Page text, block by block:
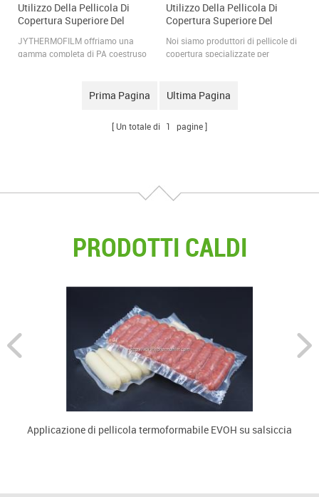
Utilizzo Della Pellicola Di
Copertura Superiore Del
Confezionamento Di Carne
Fresca
JYTHERMOFILM offriamo una
gamma completa di PA coestruso
coestruso PE/PA/EVOH/PE, film
tecnologia di termoformatura a
Utilizzo Della Pellicola Di
Copertura Superiore Del
Salumi Lavorati
Noi siamo produttori di pellicole di
copertura specializzate per
saldabili ed EVOH ad alte
prestazioni barriera.
Prima Pagina Ultima Pagina
Un totale di 1 pagine
PRODOTTI CALDI
Applicazione di pellicola termoformabile EVOH su salsiccia